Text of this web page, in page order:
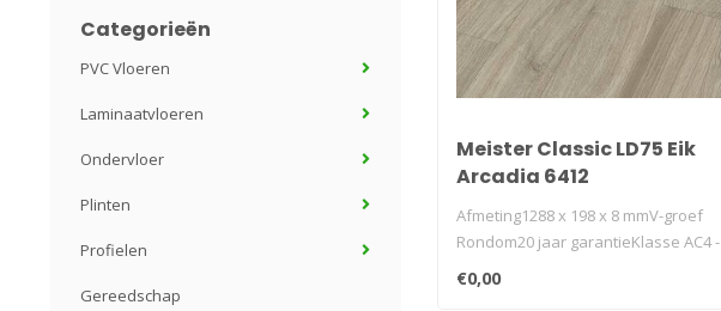
Categorieën
PVC Vloeren
Laminaatvloeren
Ondervloer
Plinten
Profielen
Gereedschap
Meister Classic LD75 Eik
Arcadia 6412
Afmeting1288 x 198 x 8 mmV-groef
Rondom20 jaar garantieKlasse AC4 -
32geschikt v..
€0,00